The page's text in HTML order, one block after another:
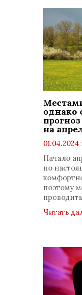
однако
на
01.04.2024
Начало
по
поэтому
Читать